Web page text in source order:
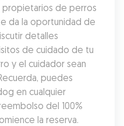
de perros
da la oportunidad de
detalles
de cuidado de tu
y el cuidador sean
puedes
en cualquier
del 100%
la reserva.